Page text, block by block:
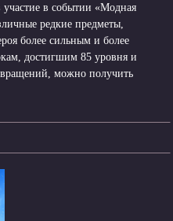
в событии «Модная
редкие предметы,
более сильным и более
достигшим 85 уровня и
можно получить